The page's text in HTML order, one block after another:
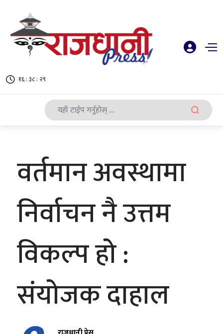
१६ : ३८ : २९
वर्तमान अवस्थामा
निर्वाचन नै उत्तम
विकल्प हो :
संयोजक दाहाल